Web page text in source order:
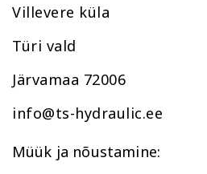
Villevere küla
Türi vald
Järvamaa 72006
info@ts-hydraulic.ee
Müük ja nõustamine: